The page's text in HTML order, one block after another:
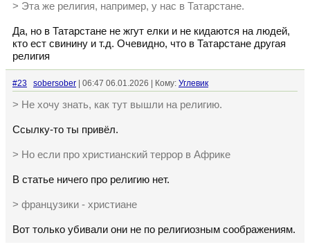
> Эта же религия, например, у нас в Татарстане.
Да, но в Татарстане не жгут елки и не кидаются на людей,
кто ест свинину и т.д. Очевидно, что в Татарстане другая
религия
#23 sobersober | 06:47 06.01.2026 | Кому: Углевик
> Не хочу знать, как тут вышли на религию.
Ссылку-то ты привёл.
> Но если про христианский террор в Африке
В статье ничего про религию нет.
> французики - христиане
Вот только убивали они не по религиозным соображениям.